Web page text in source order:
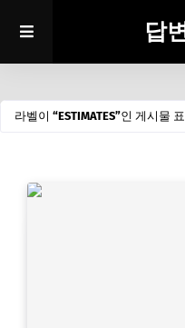
답
라벨이 ESTIMATES 인 게시물